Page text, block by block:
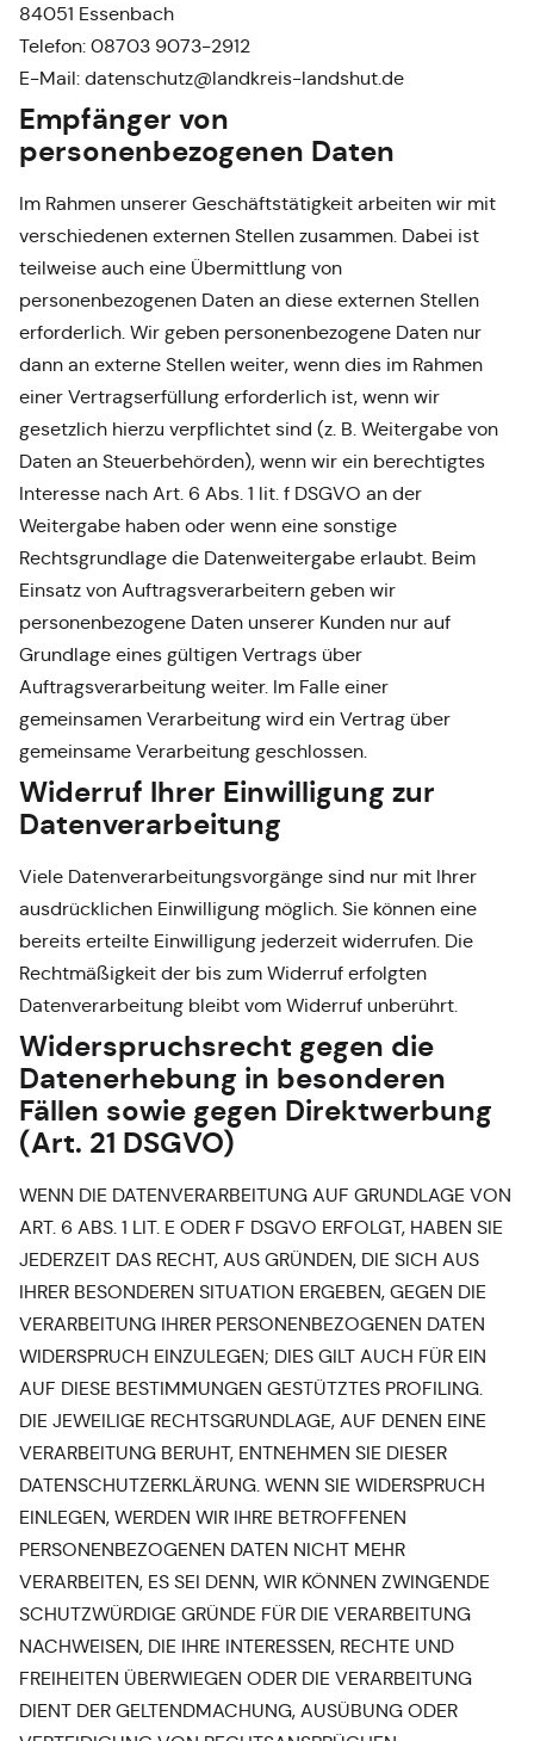
84051 Essenbach
Telefon: 08703 9073-2912
E-Mail: datenschutz@landkreis-landshut.de
Empfänger von
personenbezogenen Daten
Im Rahmen unserer Geschäftstätigkeit arbeiten wir mit
verschiedenen externen Stellen zusammen. Dabei ist
teilweise auch eine Übermittlung von
personenbezogenen Daten an diese externen Stellen
erforderlich. Wir geben personenbezogene Daten nur
dann an externe Stellen weiter, wenn dies im Rahmen
einer Vertragserfüllung erforderlich ist, wenn wir
gesetzlich hierzu verpflichtet sind (z. B. Weitergabe von
Daten an Steuerbehörden), wenn wir ein berechtigtes
Interesse nach Art. 6 Abs. 1 lit. f DSGVO an der
Weitergabe haben oder wenn eine sonstige
Rechtsgrundlage die Datenweitergabe erlaubt. Beim
Einsatz von Auftragsverarbeitern geben wir
personenbezogene Daten unserer Kunden nur auf
Grundlage eines gültigen Vertrags über
Auftragsverarbeitung weiter. Im Falle einer
gemeinsamen Verarbeitung wird ein Vertrag über
gemeinsame Verarbeitung geschlossen.
Widerruf Ihrer Einwilligung zur
Datenverarbeitung
Viele Datenverarbeitungsvorgänge sind nur mit Ihrer
ausdrücklichen Einwilligung möglich. Sie können eine
bereits erteilte Einwilligung jederzeit widerrufen. Die
Rechtmäßigkeit der bis zum Widerruf erfolgten
Datenverarbeitung bleibt vom Widerruf unberührt.
Widerspruchsrecht gegen die
Datenerhebung in besonderen
Fällen sowie gegen Direktwerbung
(Art. 21 DSGVO)
WENN DIE DATENVERARBEITUNG AUF GRUNDLAGE VON
ART. 6 ABS. 1 LIT. E ODER F DSGVO ERFOLGT, HABEN SIE
JEDERZEIT DAS RECHT, AUS GRÜNDEN, DIE SICH AUS
IHRER BESONDEREN SITUATION ERGEBEN, GEGEN DIE
VERARBEITUNG IHRER PERSONENBEZOGENEN DATEN
WIDERSPRUCH EINZULEGEN; DIES GILT AUCH FÜR EIN
AUF DIESE BESTIMMUNGEN GESTÜTZTES PROFILING.
DIE JEWEILIGE RECHTSGRUNDLAGE, AUF DENEN EINE
VERARBEITUNG BERUHT, ENTNEHMEN SIE DIESER
DATENSCHUTZERKLÄRUNG. WENN SIE WIDERSPRUCH
EINLEGEN, WERDEN WIR IHRE BETROFFENEN
PERSONENBEZOGENEN DATEN NICHT MEHR
VERARBEITEN, ES SEI DENN, WIR KÖNNEN ZWINGENDE
SCHUTZWÜRDIGE GRÜNDE FÜR DIE VERARBEITUNG
NACHWEISEN, DIE IHRE INTERESSEN, RECHTE UND
FREIHEITEN ÜBERWIEGEN ODER DIE VERARBEITUNG
DIENT DER GELTENDMACHUNG, AUSÜBUNG ODER